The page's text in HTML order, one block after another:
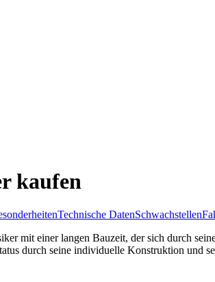
kaufen
Technische DatenSchwachstellen
mit einer langen Bauzeit, der sich durch
durch seine individuelle Konstruktion und